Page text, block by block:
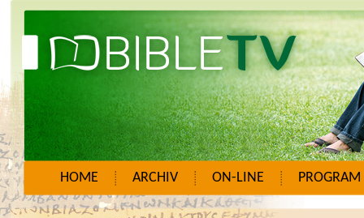
HOME ARCHIV ON-LINE PROGRAM